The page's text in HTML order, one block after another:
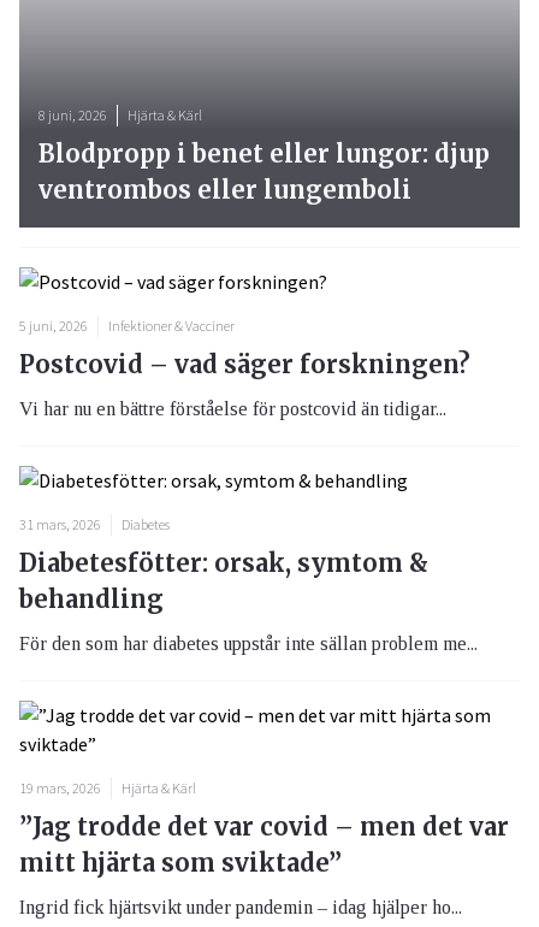
8 juni, 2026 Hjärta & Kärl
Blodpropp i benet eller lungor: djup
ventrombos eller lungemboli
5 juni, 2026 Infektioner & Vacciner
Postcovid – vad säger forskningen?
Vi har nu en bättre förståelse för postcovid än tidigar...
31 mars, 2026 Diabetes
Diabetesfötter: orsak, symtom &
behandling
För den som har diabetes uppstår inte sällan problem me...
19 mars, 2026 Hjärta & Kärl
”Jag trodde det var covid – men det var
mitt hjärta som sviktade”
Ingrid fick hjärtsvikt under pandemin – idag hjälper ho...